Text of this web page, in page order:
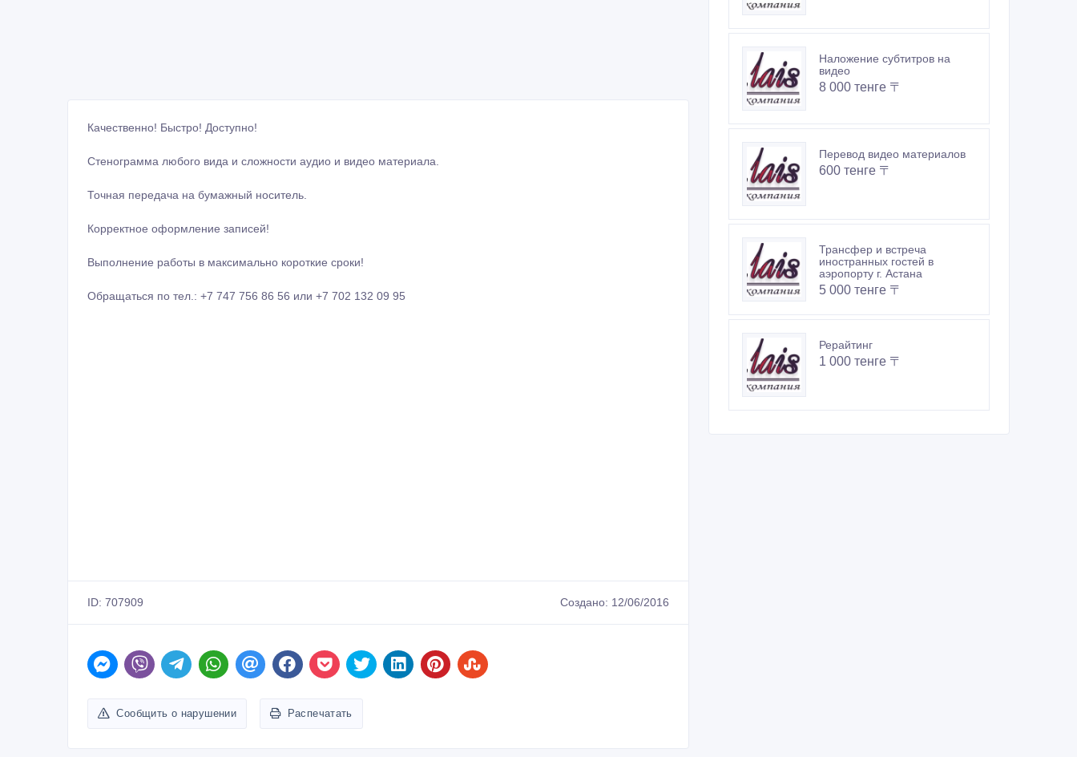
Качественно! Быстро! Доступно!
Стенограмма любого вида и сложности аудио и видео материала.
Точная передача на бумажный носитель.
Корректное оформление записей!
Выполнение работы в максимально короткие сроки!
Обращаться по тел.: +7 747 756 86 56 или +7 702 132 09 95
ID: 707909 Создано: 12/06/2016
Сообщить о нарушении Распечатать
Наложение субтитров на
видео
8 000 тенге 〒
Перевод видео материалов
600 тенге 〒
Трансфер и встреча
иностранных гостей в
аэропорту г. Астана
5 000 тенге 〒
Рерайтинг
1 000 тенге 〒